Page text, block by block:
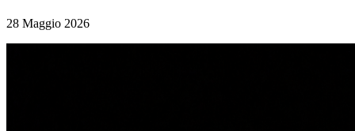
28 Maggio 2026